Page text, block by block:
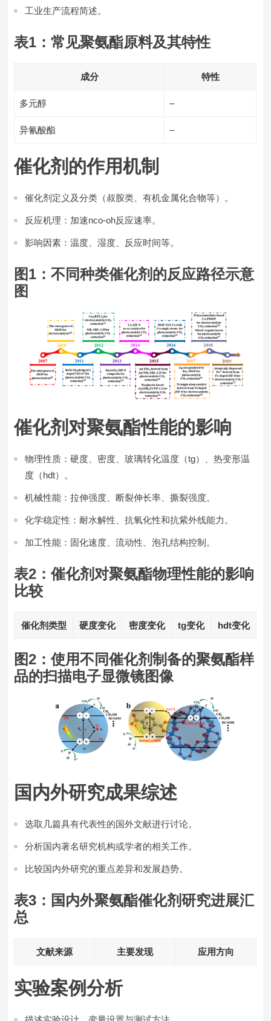
工业生产流程简述。
表1：常见聚氨酯原料及其特性
成分 特性
多元醇 –
异氰酸酯 –
催化剂的作用机制
催化剂定义及分类（叔胺类、有机金属化合物等）。
反应机理：加速nco-oh反应速率。
影响因素：温度、湿度、反应时间等。
图1：不同种类催化剂的反应路径示意
图
催化剂对聚氨酯性能的影响
物理性质：硬度、密度、玻璃转化温度（tg）、热变形温
度（hdt）。
机械性能：拉伸强度、断裂伸长率、撕裂强度。
化学稳定性：耐水解性、抗氧化性和抗紫外线能力。
加工性能：固化速度、流动性、泡孔结构控制。
表2：催化剂对聚氨酯物理性能的影响
比较
催化剂类型 硬度变化 密度变化 tg变化 hdt变化
图2：使用不同催化剂制备的聚氨酯样
品的扫描电子显微镜图像
国内外研究成果综述
选取几篇具有代表性的国外文献进行讨论。
分析国内著名研究机构或学者的相关工作。
比较国内外研究的重点差异和发展趋势。
表3：国内外聚氨酯催化剂研究进展汇
总
文献来源 主要发现 应用方向
实验案例分析